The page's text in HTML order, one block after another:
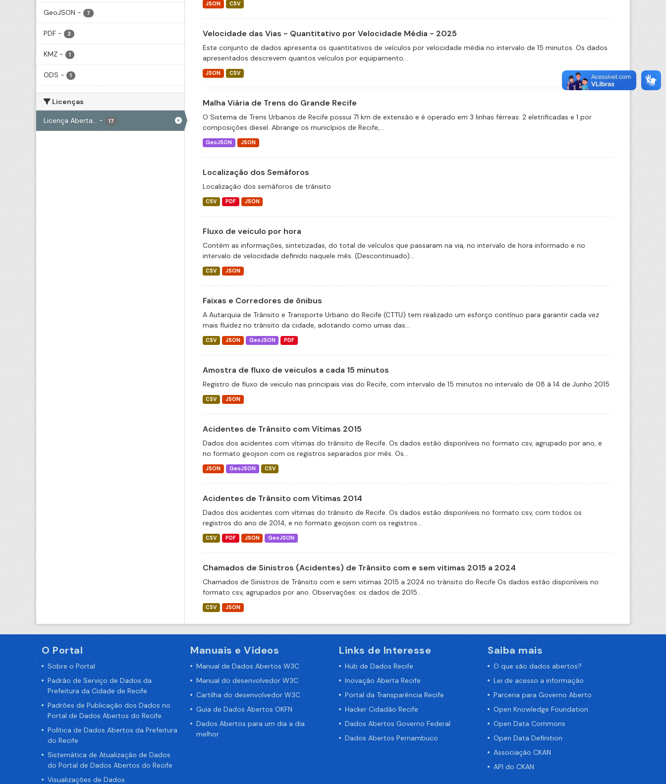
GeoJSON - 7
PDF - 3
KMZ - 1
ODS - 1
Licenças
Licença Aberta... - 17
JSON CSV
Velocidade das Vias - Quantitativo por Velocidade Média - 2025
Este conjunto de dados apresenta os quantitativos de veículos por velocidade média no intervalo de 15 minutos. Os dados
apresentados descrevem quantos veículos por equipamento...
JSON CSV
Malha Viária de Trens do Grande Recife
O Sistema de Trens Urbanos de Recife possui 71 km de extensão e é operado em 3 linhas férreas: 2 eletrificadas e 1 por
composições diesel. Abrange os municípios de Recife,...
GeoJSON JSON
Localização dos Semáforos
Localização dos semáforos de trânsito
CSV PDF JSON
Fluxo de veiculo por hora
Contém as informações, sintetizadas, do total de veículos que passaram na via, no intervalo de hora informado e no
intervalo de velocidade definido naquele mês. (Descontinuado)...
CSV JSON
Faixas e Corredores de ônibus
A Autarquia de Trânsito e Transporte Urbano do Recife (CTTU) tem realizado um esforço contínuo para garantir cada vez
mais fluidez no trânsito da cidade, adotando como umas das...
CSV JSON GeoJSON PDF
Amostra de fluxo de veiculos a cada 15 minutos
Registro de fluxo de veiculo nas principais vias do Recife, com intervalo de 15 minutos no intervalo de 08 à 14 de Junho 2015
CSV JSON
Acidentes de Trânsito com Vítimas 2015
Dados dos acidentes com vítimas do trânsito de Recife. Os dados estão disponíveis no formato csv, agrupado por ano, e
no formato geojson com os registros separados por mês. Os...
JSON GeoJSON CSV
Acidentes de Trânsito com Vítimas 2014
Dados dos acidentes com vítimas do trânsito de Recife. Os dados estão disponíveis no formato csv, com todos os
registros do ano de 2014, e no formato geojson com os registros...
CSV PDF JSON GeoJSON
Chamados de Sinistros (Acidentes) de Trânsito com e sem vitimas 2015 a 2024
Chamados de Sinistros de Trânsito com e sem vitimas 2015 a 2024 no trânsito do Recife Os dados estão disponíveis no
formato csv, agrupados por ano. Observações: os dados de 2015...
CSV JSON
O Portal
Sobre o Portal
Padrão de Serviço de Dados da
Prefeitura da Cidade de Recife
Padrões de Publicação dos Dados no
Portal de Dados Abertos do Recife
Política de Dados Abertos da Prefeitura
do Recife
Sistemática de Atualização de Dados
do Portal de Dados Abertos do Recife
Visualizações de Dados
Manuais e Vídeos
Manual de Dados Abertos W3C
Manual do desenvolvedor W3C
Cartilha do desenvolvedor W3C
Guia de Dados Abertos OKFN
Dados Abertos para um dia a dia
melhor
Links de Interesse
Hub de Dados Recife
Inovação Aberta Recife
Portal da Transparência Recife
Hacker Cidadão Recife
Dados Abertos Governo Federal
Dados Abertos Pernambuco
Saiba mais
O que são dados abertos?
Lei de acesso a informação
Parceria para Governo Aberto
Open Knowledge Foundation
Open Data Commons
Open Data Definition
Associação CKAN
API do CKAN